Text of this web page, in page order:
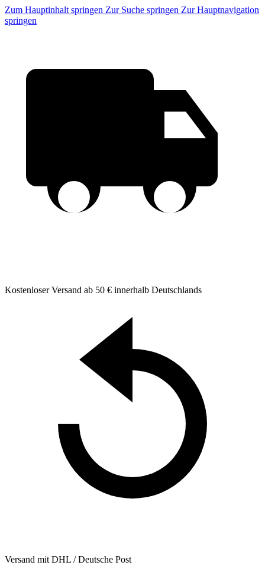
Zum Hauptinhalt springen Zur Suche springen Zur Hauptnavigation
springen
Kostenloser Versand ab 50 € innerhalb Deutschlands
Versand mit DHL / Deutsche Post